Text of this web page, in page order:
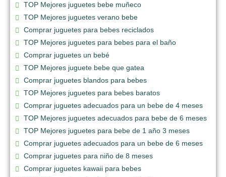
TOP Mejores juguetes bebe muñeco
TOP Mejores juguetes verano bebe
Comprar juguetes para bebes reciclados
TOP Mejores juguetes para bebes para el baño
Comprar juguetes un bebé
TOP Mejores juguete bebe que gatea
Comprar juguetes blandos para bebes
TOP Mejores juguetes para bebes baratos
Comprar juguetes adecuados para un bebe de 4 meses
TOP Mejores juguetes adecuados para bebe de 6 meses
TOP Mejores juguetes para bebe de 1 año 3 meses
Comprar juguetes adecuados para un bebe de 6 meses
Comprar juguetes para niño de 8 meses
Comprar juguetes kawaii para bebes